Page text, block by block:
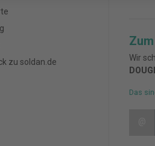
zu soldan.de
Wir
Das